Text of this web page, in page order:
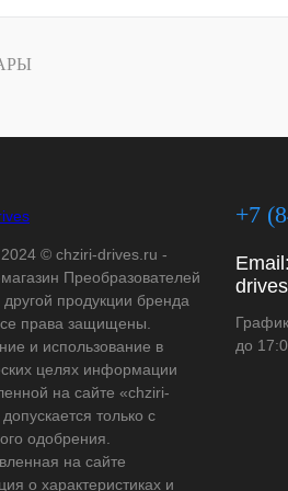
© chziri-drives.ru -
Преобразователей
другой продукции бренда
права защищены.
и использование в
целях информации
на сайте «chziri-
только с
одобрения.
на сайте
о характеристиках и
+7
Email:
до